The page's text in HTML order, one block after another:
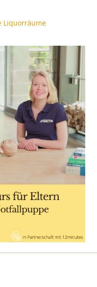
Liquorräume